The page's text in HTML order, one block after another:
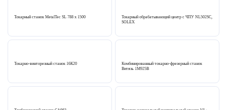
Токарный станок MetalTec SL 788 x 1500
Токарный обрабатывающий центр с ЧПУ NL502SC,
SOLEX
Токарно-винторезный станок 16К20
Комбинированный токарно-фрезерный станок
Витязь 1М925В